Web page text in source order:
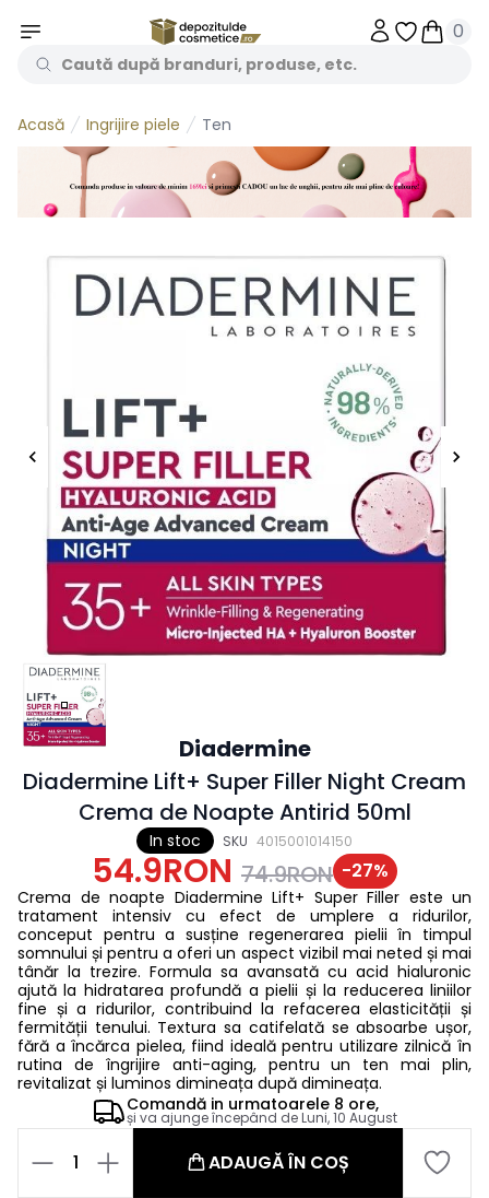
Obiecte
0
Acasă Ingrijire piele Ten
In stoc SKU 4015001014150
Diadermine
Diadermine Lift+ Super Filler Night Cream
Crema de Noapte Antirid 50ml
54.9RON 74.9RON -27%
Crema de noapte Diadermine Lift+ Super Filler este un
tratament intensiv cu efect de umplere a ridurilor,
conceput pentru a susține regenerarea pielii în timpul
somnului și pentru a oferi un aspect vizibil mai neted și mai
tânăr la trezire. Formula sa avansată cu acid hialuronic
ajută la hidratarea profundă a pielii și la reducerea liniilor
fine și a ridurilor, contribuind la refacerea elasticității și
fermității tenului. Textura sa catifelată se absoarbe ușor,
fără a încărca pielea, fiind ideală pentru utilizare zilnică în
rutina de îngrijire anti-aging, pentru un ten mai plin,
revitalizat și luminos dimineața după dimineața.
Comandă in urmatoarele 8 ore,
și va ajunge începând deLuni, 10 August
1 ADAUGĂ ÎN COȘ